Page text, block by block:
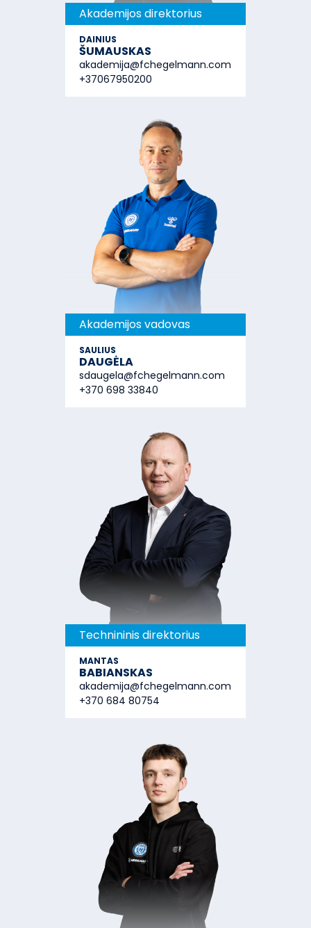
Akademijos direktorius
DAINIUS
ŠUMAUSKAS
akademija@fchegelmann.com
+37067950200
Akademijos vadovas
SAULIUS
DAUGĖLA
sdaugela@fchegelmann.com
+370 698 33840
Technininis direktorius
MANTAS
BABIANSKAS
akademija@fchegelmann.com
+370 684 80754